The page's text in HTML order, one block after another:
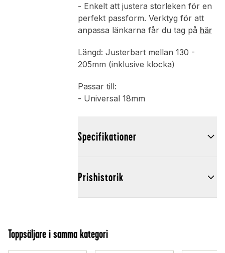
- Enkelt att justera storleken för en
perfekt passform. Verktyg för att
anpassa länkarna får du tag på här
Längd: Justerbart mellan 130 -
205mm (inklusive klocka)
Passar till:
- Universal 18mm
Specifikationer
Prishistorik
Toppsäljare i samma kategori